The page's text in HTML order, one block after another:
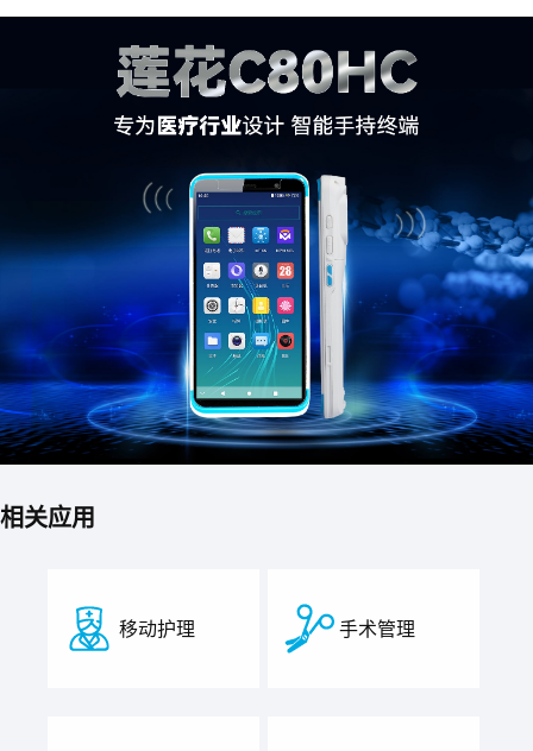
相关应用
移动护理 手术管理